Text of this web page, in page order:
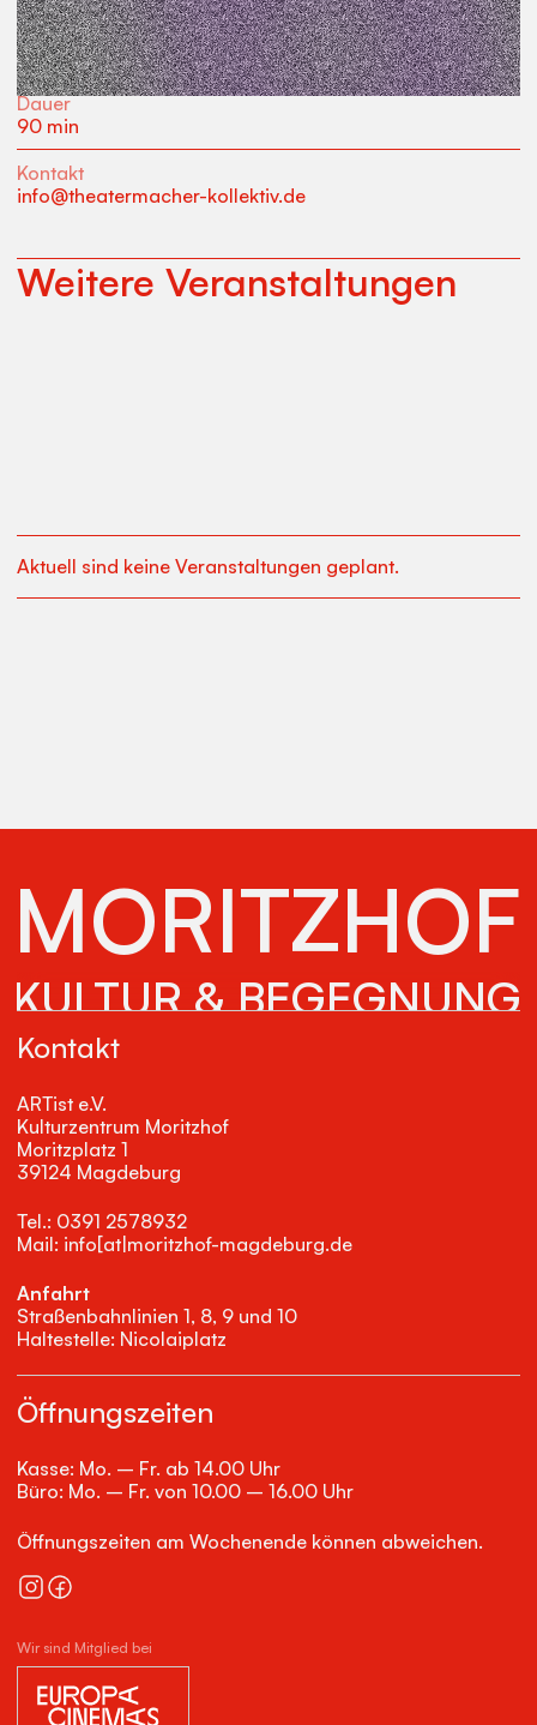
Ort
Werkstatt
Dauer
90 min
Kontakt
info@theatermacher-kollektiv.de
Weitere Veranstaltungen
Aktuell sind keine Veranstaltungen geplant.
Kontakt
ARTist e.V.
Kulturzentrum Moritzhof
Moritzplatz 1
39124 Magdeburg
Tel.: 0391 2578932
Mail: info[at|moritzhof-magdeburg.de
Anfahrt
Straßenbahnlinien 1, 8, 9 und 10
Haltestelle: Nicolaiplatz
Öffnungszeiten
Kasse: Mo. – Fr. ab 14.00 Uhr
Büro: Mo. – Fr. von 10.00 – 16.00 Uhr
Öffnungszeiten am Wochenende können abweichen.
Wir sind Mitglied bei
MORITZHOF
KULTUR & BEGEGNUNG